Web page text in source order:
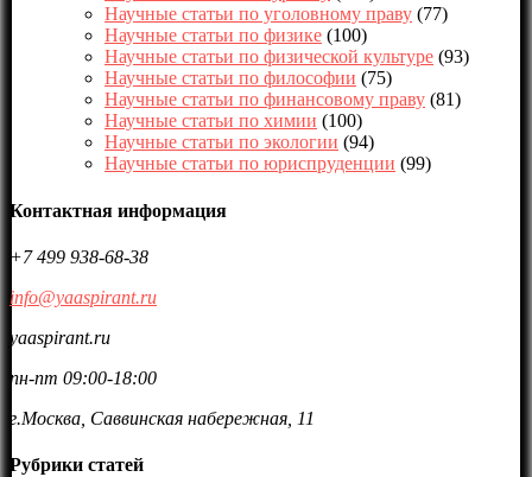
Научные статьи по уголовному праву (77)
Научные статьи по физике (100)
Научные статьи по физической культуре (93)
Научные статьи по философии (75)
Научные статьи по финансовому праву (81)
Научные статьи по химии (100)
Научные статьи по экологии (94)
Научные статьи по юриспруденции (99)
Контактная информация
+7 499 938-68-38
info@yaaspirant.ru
yaaspirant.ru
пн-пт 09:00-18:00
г.Москва, Саввинская набережная, 11
Рубрики статей